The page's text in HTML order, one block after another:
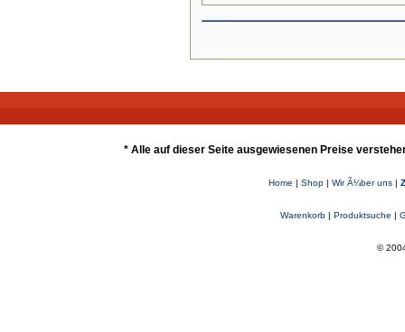
* Alle auf dieser Seite ausgewiesenen Preise
Home | Shop| Wir Ã¼ber uns|
Warenkorb| Produktsuche |
©